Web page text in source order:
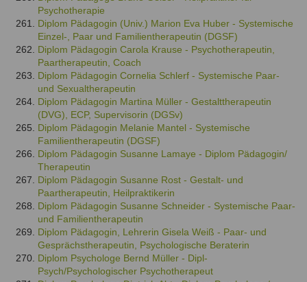
Psychotherapie
Diplom Pädagogin (Univ.) Marion Eva Huber - Systemische
Einzel-, Paar und Familientherapeutin (DGSF)
Diplom Pädagogin Carola Krause - Psychotherapeutin,
Paartherapeutin, Coach
Diplom Pädagogin Cornelia Schlerf - Systemische Paar-
und Sexualtherapeutin
Diplom Pädagogin Martina Müller - Gestalttherapeutin
(DVG), ECP, Supervisorin (DGSv)
Diplom Pädagogin Melanie Mantel - Systemische
Familientherapeutin (DGSF)
Diplom Pädagogin Susanne Lamaye - Diplom Pädagogin/
Therapeutin
Diplom Pädagogin Susanne Rost - Gestalt- und
Paartherapeutin, Heilpraktikerin
Diplom Pädagogin Susanne Schneider - Systemische Paar-
und Familientherapeutin
Diplom Pädagogin, Lehrerin Gisela Weiß - Paar- und
Gesprächstherapeutin, Psychologische Beraterin
Diplom Psychologe Bernd Müller - Dipl-
Psych/Psychologischer Psychotherapeut